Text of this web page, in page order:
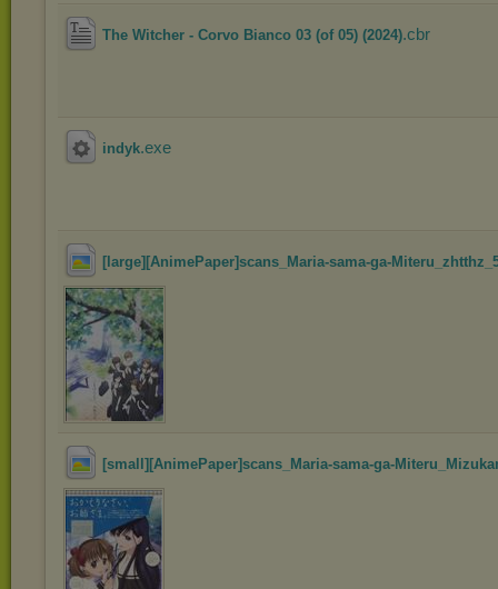
The Witcher - Corvo Bianco 03 (of 05) (2024).cbr
indyk.exe
[large][AnimePaper]scans_Maria-sama-ga-
[small][AnimePaper]scans_Maria-sama-ga-